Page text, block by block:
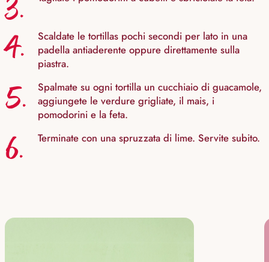
3.
4.
Scaldate le tortillas pochi secondi per lato in una
padella antiaderente oppure direttamente sulla
piastra.
5.
Spalmate su ogni tortilla un cucchiaio di guacamole,
aggiungete le verdure grigliate, il mais, i
pomodorini e la feta.
6. Terminate con una spruzzata di lime. Servite subito.